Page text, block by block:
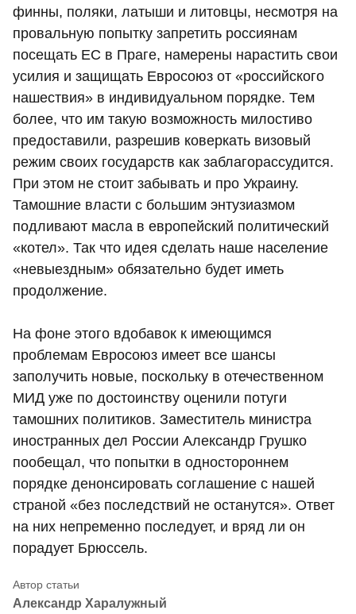
финны, поляки, латыши и литовцы, несмотря на
провальную попытку запретить россиянам
посещать ЕС в Праге, намерены нарастить свои
усилия и защищать Евросоюз от «российского
нашествия» в индивидуальном порядке. Тем
более, что им такую возможность милостиво
предоставили, разрешив коверкать визовый
режим своих государств как заблагорассудится.
При этом не стоит забывать и про Украину.
Тамошние власти с большим энтузиазмом
подливают масла в европейский политический
«котел». Так что идея сделать наше население
«невыездным» обязательно будет иметь
продолжение.
На фоне этого вдобавок к имеющимся
проблемам Евросоюз имеет все шансы
заполучить новые, поскольку в отечественном
МИД уже по достоинству оценили потуги
тамошних политиков. Заместитель министра
иностранных дел России Александр Грушко
пообещал, что попытки в одностороннем
порядке денонсировать соглашение с нашей
страной «без последствий не останутся». Ответ
на них непременно последует, и вряд ли он
порадует Брюссель.
Александр Харалужный